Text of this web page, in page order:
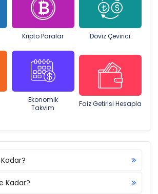
Kripto Paralar Döviz Çevirici
Ekonomik
Takvim
Faiz Getirisi Hesapla
Kadar?